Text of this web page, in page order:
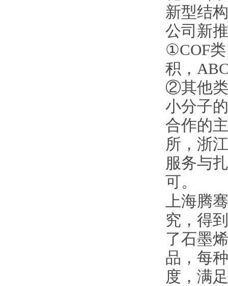
新型结
公司新
①COF
积，
②其他类
小分子
合作的
所，浙
服务与
可。
上海腾
究，得
了石墨
品，每
度，满